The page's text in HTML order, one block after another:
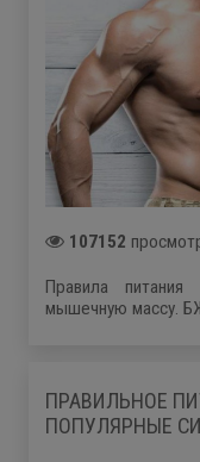
107152
Правила
мышечную массу.
ПРАВИЛЬНОЕ
ПОПУЛЯРНЫЕ